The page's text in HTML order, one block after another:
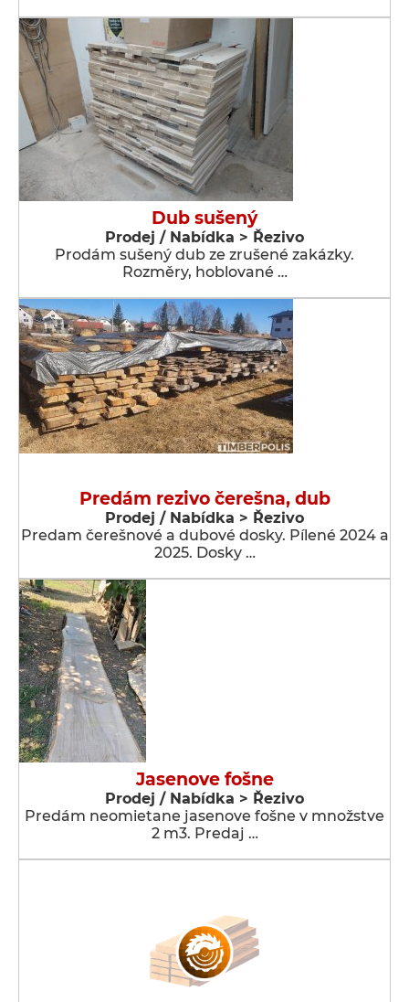
Dub sušený
Prodej / Nabídka > Řezivo
Prodám sušený dub ze zrušené zakázky.
Rozměry, hoblované …
Predám rezivo čerešna, dub
Prodej / Nabídka > Řezivo
Predam čerešnové a dubové dosky. Pílené 2024 a
2025. Dosky …
Jasenove fošne
Prodej / Nabídka > Řezivo
Predám neomietane jasenove fošne v množstve
2 m3. Predaj …